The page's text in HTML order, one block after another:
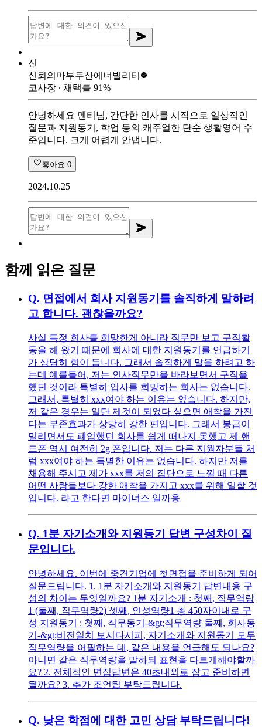
신
신뢰의마부두산에너빌리티
코사장 ∙ 채택률 91%
안녕하세요 멘티님, 간단한 인사를 시작으로 일상적인
질문과 지원동기, 학업 등의 캐주얼한 단순 생활영어 수
준입니다. 크게 어렵게 안냅니다.
좋아요 0
2024.10.25
함께 읽은 질문
Q. 면접에서 회사 지원동기를 솔직하게 말하려
고 합니다. 괜찮을까요?
사실 특정 회사를 희망한게 아니라 직무만 보고 구직활
동을 해 왔기 때문에 회사에 대한 지원동기를 언급하기
가 상당히 힘이 듭니다. 그래서 솔직하게 말을 하려고 하
는데 예를들어, 저는 인사직무만을 바라보면서 구직을
했던 것이라 특별히 입사를 희망하는 회사는 없습니다.
그래서, 특별히 xxx여야 하는 이유는 없습니다. 하지만,
저 같은 경우는 일단 제것이 되었다 싶으면 애착을 가진
다는 부존효과가 상당히 강한 편입니다. 그래서 봉급이
밀리면서도 폐업했던 회사를 쉽게 떠나지 못했고 제 핸
드폰 역시 여전히 2g 폰입니다. 저는 다른 지원자분들 처
럼 xxx여야 하는 특별한 이유는 없습니다. 하지만 저를
채용해 주시고 제가 xxx를 저의 집단으로 느낄 때 다른
어떤 사람들보다 강한 애착을 가지고 xxx를 위해 일할 것
입니다. 라고 한다면 마이너스 일까용
Q. 1분 자기소개와 지원동기 답변 구성차이 질
문입니다.
안녕하세요. 이번에 중견기업에 첫면접을 준비하게 되어
질문드립니다. 1. 1분 자기소개와 지원동기 답변내용 구
성의 차이는 무엇일까요? 1분 자기소개 : 첫째, 직무역량
1 (둘째, 직무역량2) 셋째, 인성역량1 총 450자이내로 구
성 지원동기 : 첫째, 직무동기-&gt;직무역량 둘째, 회사동
기-&gt;비전일치 보시다시피, 자기소개와 지원동기 모두
직무역량을 어필하는 데, 같은 내용을 언급해도 되나요?
아니면 같은 직무역량을 말하되 표현을 다르게해야할까
요? 2. 전체적인 면접답변은 40초내외로 잡고 준비하면
될까요? 3. 추가 조언팁 부탁드립니다.
Q. 낮은 학점에 대한 고민 상담 부탁드립니다!